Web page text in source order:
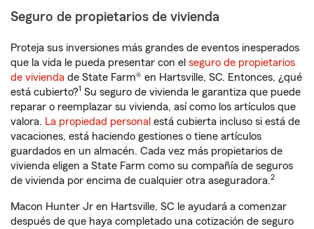
Seguro de propietarios de vivienda
Proteja sus inversiones más grandes de eventos inesperados
que la vida le pueda presentar con el seguro de propietarios
de vivienda de State Farm® en Hartsville, SC. Entonces, ¿qué
está cubierto?1 Su seguro de vivienda le garantiza que puede
reparar o reemplazar su vivienda, así como los artículos que
valora. La propiedad personal está cubierta incluso si está de
vacaciones, está haciendo gestiones o tiene artículos
guardados en un almacén. Cada vez más propietarios de
vivienda eligen a State Farm como su compañía de seguros
de vivienda por encima de cualquier otra aseguradora.2
Macon Hunter Jr en Hartsville, SC le ayudará a comenzar
después de que haya completado una cotización de seguro